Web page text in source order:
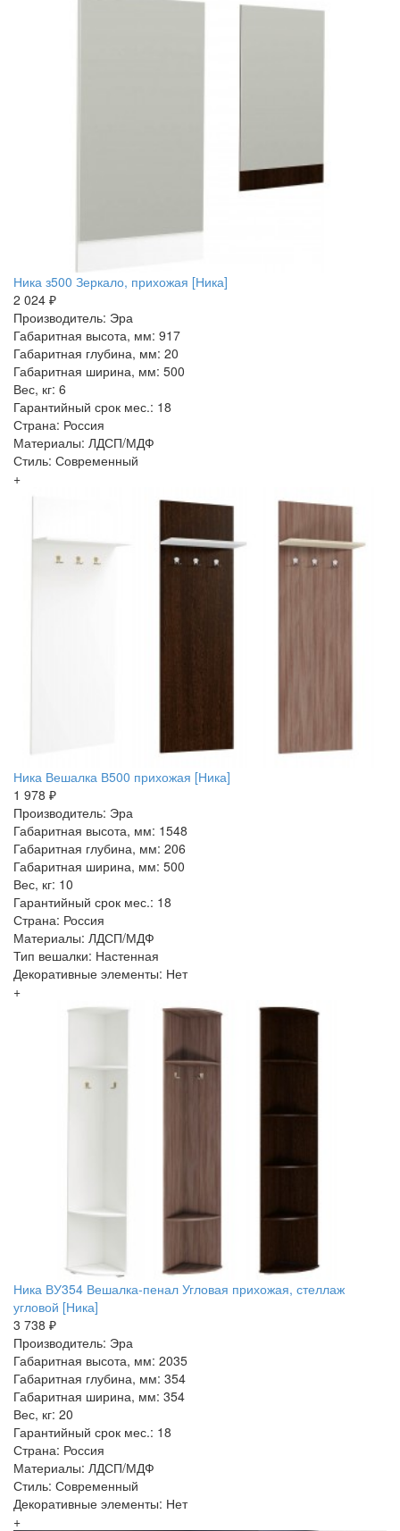
Ника з500 Зеркало, прихожая [Ника]
2 024 ₽
Производитель: Эра
Габаритная высота, мм: 917
Габаритная глубина, мм: 20
Габаритная ширина, мм: 500
Вес, кг: 6
Гарантийный срок мес.: 18
Страна: Россия
Материалы: ЛДСП/МДФ
Стиль: Современный
+
Ника Вешалка В500 прихожая [Ника]
1 978 ₽
Производитель: Эра
Габаритная высота, мм: 1548
Габаритная глубина, мм: 206
Габаритная ширина, мм: 500
Вес, кг: 10
Гарантийный срок мес.: 18
Страна: Россия
Материалы: ЛДСП/МДФ
Тип вешалки: Настенная
Декоративные элементы: Нет
+
Ника ВУ354 Вешалка-пенал Угловая прихожая, стеллаж
угловой [Ника]
3 738 ₽
Производитель: Эра
Габаритная высота, мм: 2035
Габаритная глубина, мм: 354
Габаритная ширина, мм: 354
Вес, кг: 20
Гарантийный срок мес.: 18
Страна: Россия
Материалы: ЛДСП/МДФ
Стиль: Современный
Декоративные элементы: Нет
+